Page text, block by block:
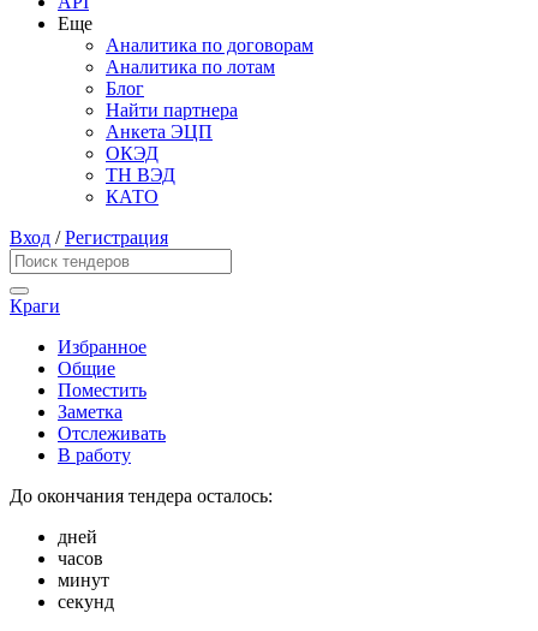
Еще
Аналитика по договорам
Аналитика по лотам
Блог
Найти партнера
Анкета ЭЦП
ОКЭД
ТН ВЭД
КАТО
Вход /Регистрация
Краги
Избранное
Общие
Поместить
Заметка
Отслеживать
В работу
До окончания тендера осталось:
дней
часов
минут
секунд